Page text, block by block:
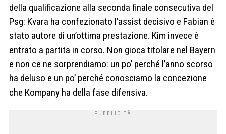
della qualificazione alla seconda finale consecutiva del
Psg: Kvara ha confezionato l’assist decisivo e Fabian è
stato autore di un’ottima prestazione. Kim invece è
entrato a partita in corso. Non gioca titolare nel Bayern
e non ce ne sorprendiamo: un po’ perché l’anno scorso
ha deluso e un po’ perché conosciamo la concezione
che Kompany ha della fase difensiva.